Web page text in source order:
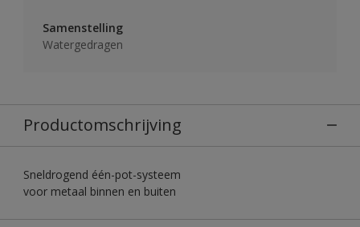
Samenstelling
Watergedragen
Productomschrijving
Sneldrogend één-pot-systeem
voor metaal binnen en buiten